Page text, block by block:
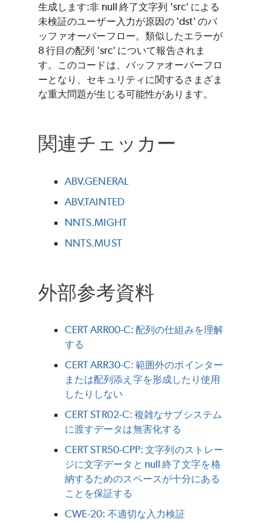
生成します:非 null 終了文字列 'src' による
未検証のユーザー入力が原因の 'dst' のバ
ッファオーバーフロー。類似したエラーが
8 行目の配列 'src' について報告されま
す。このコードは、バッファオーバーフロ
ーとなり、セキュリティに関するさまざま
な重大問題が生じる可能性があります。
関連チェッカー
ABV.GENERAL
ABV.TAINTED
NNTS.MIGHT
NNTS.MUST
外部参考資料
CERT ARR00-C: 配列の仕組みを理解
する
CERT ARR30-C: 範囲外のポインター
または配列添え字を形成したり使用
したりしない
CERT STR02-C: 複雑なサブシステム
に渡すデータは無害化する
CERT STR50-CPP: 文字列のストレー
ジに文字データと null 終了文字を格
納するためのスペースが十分にある
ことを保証する
CWE-20: 不適切な入力検証